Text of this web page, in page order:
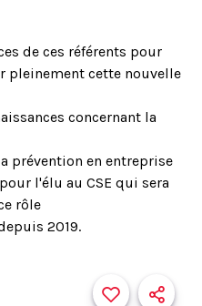
de ces référents pour
pleinement cette nouvelle
concernant la
prévention en entreprise
l'élu au CSE qui sera
rôle
2019.